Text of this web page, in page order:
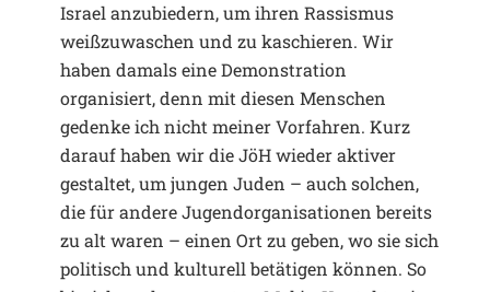
Israel anzubiedern, um ihren Rassismus
weißzuwaschen und zu kaschieren. Wir
haben damals eine Demonstration
organisiert, denn mit diesen Menschen
gedenke ich nicht meiner Vorfahren. Kurz
darauf haben wir die JöH wieder aktiver
gestaltet, um jungen Juden – auch solchen,
die für andere Jugendorganisationen bereits
zu alt waren – einen Ort zu geben, wo sie sich
politisch und kulturell betätigen können. So